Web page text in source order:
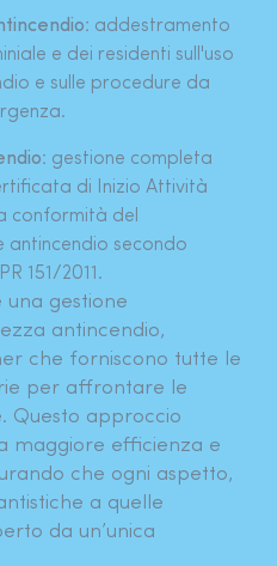
addestramento
e dei residenti sull'uso
e sulle procedure da
gestione completa
di Inizio Attività
conformità del
antincendio secondo
151/2011.
una gestione
antincendio,
che forniscono tutte le
per affrontare le
Questo approccio
maggiore efficienza e
che ogni aspetto,
a quelle
da un’unica